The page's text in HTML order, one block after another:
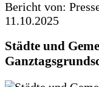
Bericht von:
11.10.2025
Städte und